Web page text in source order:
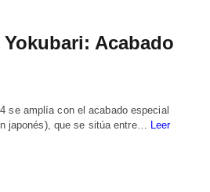
Yokubari: Acabado
se amplía con el acabado especial
japonés), que se sitúa entre… Leer